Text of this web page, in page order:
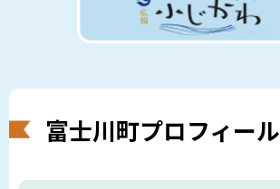
富士川町プロフィール